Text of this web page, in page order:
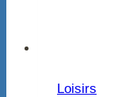
Loisirs